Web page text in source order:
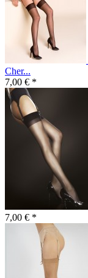
Cher...
7,00 € *
7,00 € *